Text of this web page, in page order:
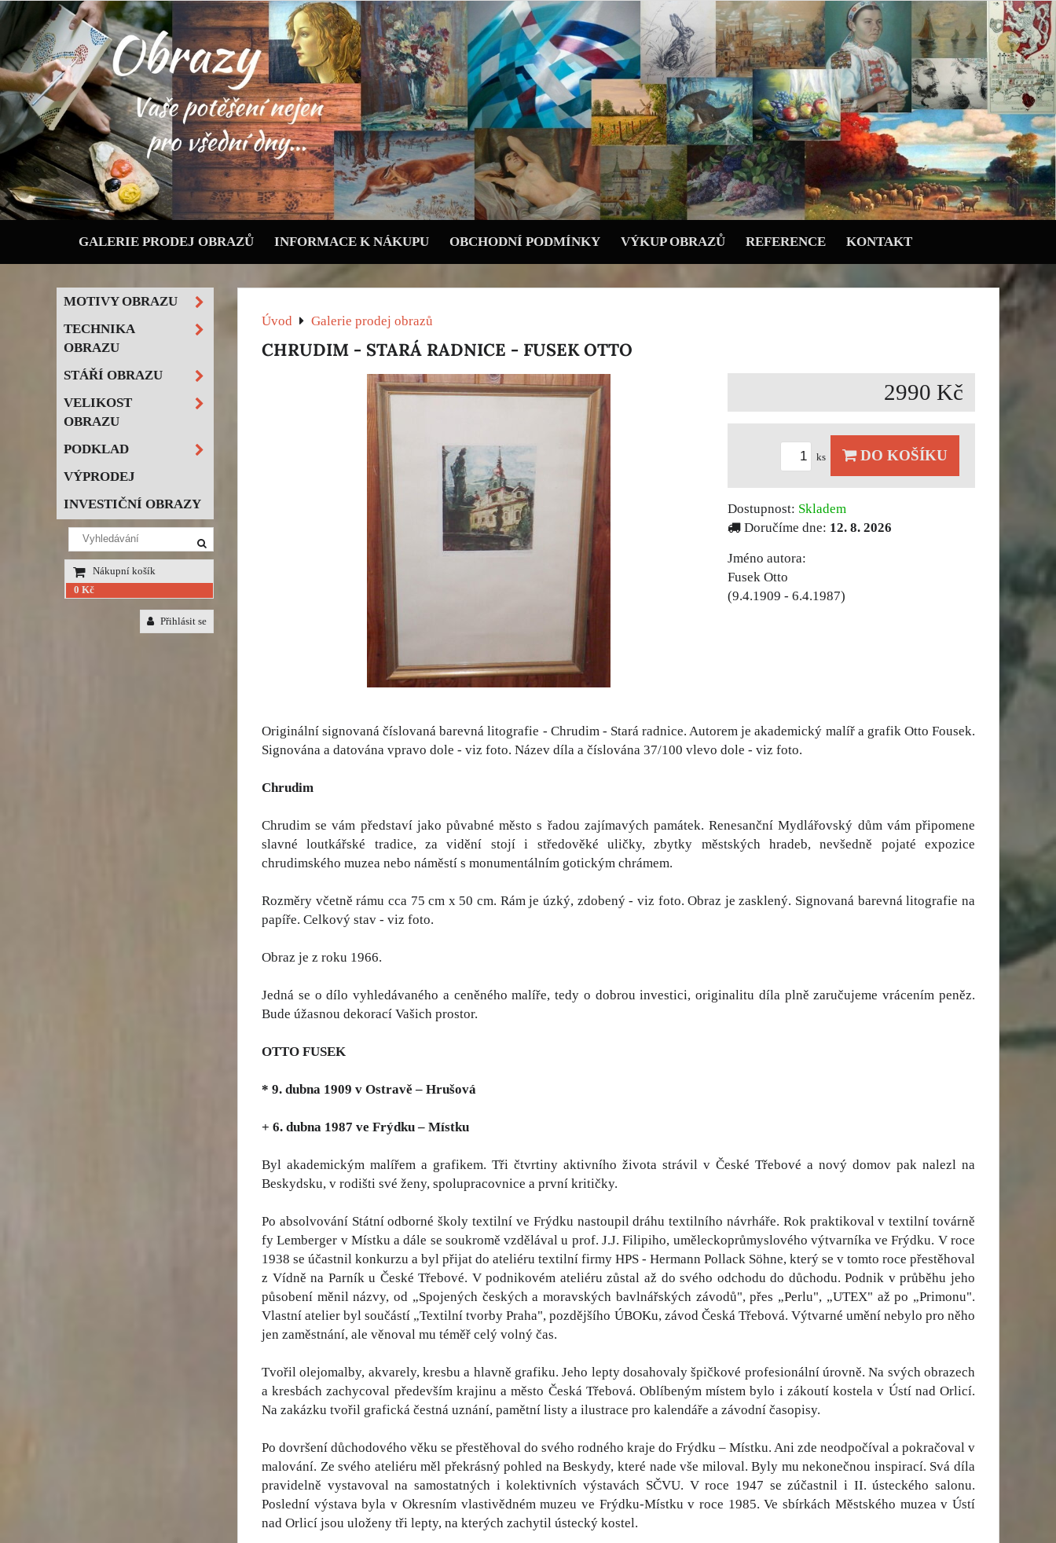
GALERIE PRODEJ OBRAZŮ INFORMACE K NÁKUPU OBCHODNÍ PODMÍNKY VÝKUP OBRAZŮ REFERENCE KONTAKT
Úvod Galerie prodej obrazů
CHRUDIM - STARÁ RADNICE - FUSEK OTTO
2990 Kč
ks DO KOŠÍKU
Dostupnost: Skladem
Doručíme dne: 12. 8. 2026
Jméno autora:
Fusek Otto
(9.4.1909 - 6.4.1987)
Originální signovaná číslovaná barevná litografie - Chrudim - Stará radnice. Autorem je akademický malíř a grafik Otto Fousek.
Signována a datována vpravo dole - viz foto. Název díla a číslována 37/100 vlevo dole - viz foto.
Chrudim
Chrudim se vám představí jako půvabné město s řadou zajímavých památek. Renesanční Mydlářovský dům vám připomene
slavné loutkářské tradice, za vidění stojí i středověké uličky, zbytky městských hradeb, nevšedně pojaté expozice
chrudimského muzea nebo náměstí s monumentálním gotickým chrámem.
Rozměry včetně rámu cca 75 cm x 50 cm. Rám je úzký, zdobený - viz foto. Obraz je zasklený. Signovaná barevná litografie na
papíře. Celkový stav - viz foto.
Obraz je z roku 1966.
Jedná se o dílo vyhledávaného a ceněného malíře, tedy o dobrou investici, originalitu díla plně zaručujeme vrácením peněz.
Bude úžasnou dekorací Vašich prostor.
OTTO FUSEK
* 9. dubna 1909 v Ostravě – Hrušová
+ 6. dubna 1987 ve Frýdku – Místku
Byl akademickým malířem a grafikem. Tři čtvrtiny aktivního života strávil v České Třebové a nový domov pak nalezl na
Beskydsku, v rodišti své ženy, spolupracovnice a první kritičky.
Po absolvování Státní odborné školy textilní ve Frýdku nastoupil dráhu textilního návrháře. Rok praktikoval v textilní továrně
fy Lemberger v Místku a dále se soukromě vzdělával u prof. J.J. Filipiho, uměleckoprůmyslového výtvarníka ve Frýdku. V roce
1938 se účastnil konkurzu a byl přijat do ateliéru textilní firmy HPS - Hermann Pollack Söhne, který se v tomto roce přestěhoval
z Vídně na Parník u České Třebové. V podnikovém ateliéru zůstal až do svého odchodu do důchodu. Podnik v průběhu jeho
působení měnil názvy, od „Spojených českých a moravských bavlnářských závodů", přes „Perlu", „UTEX" až po „Primonu".
Vlastní atelier byl součástí „Textilní tvorby Praha", pozdějšího ÚBOKu, závod Česká Třebová. Výtvarné umění nebylo pro něho
jen zaměstnání, ale věnoval mu téměř celý volný čas.
Tvořil olejomalby, akvarely, kresbu a hlavně grafiku. Jeho lepty dosahovaly špičkové profesionální úrovně. Na svých obrazech
a kresbách zachycoval především krajinu a město Česká Třebová. Oblíbeným místem bylo i zákoutí kostela v Ústí nad Orlicí.
Na zakázku tvořil grafická čestná uznání, pamětní listy a ilustrace pro kalendáře a závodní časopisy.
Po dovršení důchodového věku se přestěhoval do svého rodného kraje do Frýdku – Místku. Ani zde neodpočíval a pokračoval v
malování. Ze svého ateliéru měl překrásný pohled na Beskydy, které nade vše miloval. Byly mu nekonečnou inspirací. Svá díla
pravidelně vystavoval na samostatných i kolektivních výstavách SČVU. V roce 1947 se zúčastnil i II. ústeckého salonu.
Poslední výstava byla v Okresním vlastivědném muzeu ve Frýdku-Místku v roce 1985. Ve sbírkách Městského muzea v Ústí
nad Orlicí jsou uloženy tři lepty, na kterých zachytil ústecký kostel.
MOTIVY OBRAZU
TECHNIKA
OBRAZU
STÁŘÍ OBRAZU
VELIKOST
OBRAZU
PODKLAD
VÝPRODEJ
INVESTIČNÍ OBRAZY
Nákupní košík
0 Kč
Přihlásit se